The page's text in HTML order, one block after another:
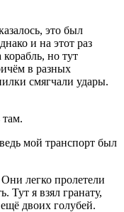
это был
и на этот раз
но тут
в разных
смягчали удары.
мой транспорт был
легко пролетели
Тут я взял гранату,
двоих голубей.